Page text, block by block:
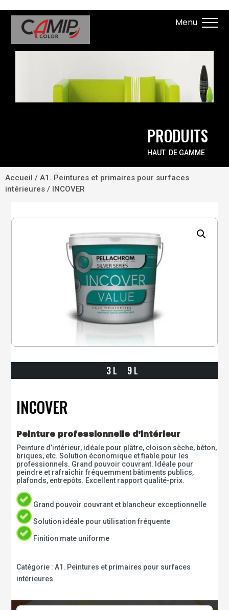
PRODUITS
HAUT DE GAMME
Accueil / A1. Peintures et primaires pour surfaces
intérieures / INCOVER
3 L 9 L
INCOVER
Peinture professionnelle d’intérieur
Peinture d’intérieur, idéale pour plâtre, cloison sèche, béton,
briques, etc. Solution économique et fiable pour les
professionnels. Grand pouvoir couvrant. Idéale pour
peindre et rafraîchir fréquemment bâtiments publics,
plafonds, entrepôts. Excellent rapport qualité-prix.
Grand pouvoir couvrant et blancheur exceptionnelle
Solution idéale pour utilisation fréquente
Finition mate uniforme
Catégorie :A1. Peintures et primaires pour surfaces
intérieures